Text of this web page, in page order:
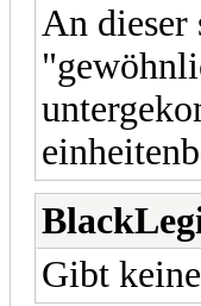
An dieser
Gibt